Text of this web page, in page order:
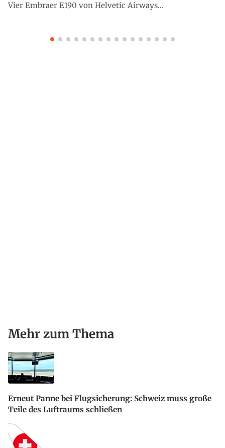
Vier Embraer E190 von Helvetic Airways...
Mehr zum Thema
Erneut Panne bei Flugsicherung: Schweiz muss große
Teile des Luftraums schließen